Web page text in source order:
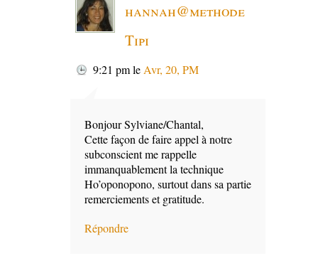
hannah@methode
Tipi
9:21 pmleAvr, 20, PM
Bonjour Sylviane/Chantal,
Cette façon de faire appel à notre
subconscient me rappelle
immanquablement la technique
Ho’oponopono, surtout dans sa partie
remerciements et gratitude.
Répondre